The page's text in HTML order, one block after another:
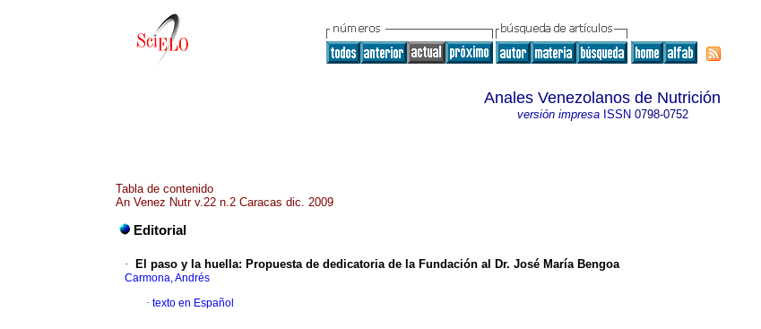
Anales Venezolanos de Nutrición
versión impresaISSN 0798-0752
Tabla de contenido
An Venez Nutr v.22 n.2 Caracas dic. 2009
Editorial
· El paso y la huella: Propuesta de dedicatoria de la Fundación al Dr. José María Bengoa
Carmona, Andrés
· texto en Español